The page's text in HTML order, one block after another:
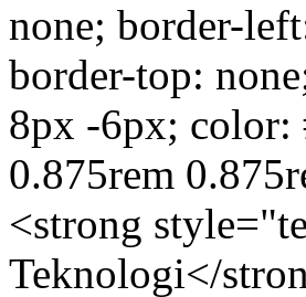
none; border-
border-top:
8px -6px; color:
0.875rem
<strong
Teknologi</